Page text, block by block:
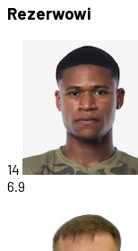
Rezerwowi
14
6.9